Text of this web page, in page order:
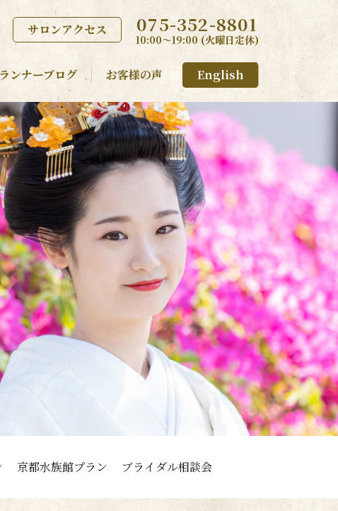
サロンアクセス 075-352-8801
10:00〜19:00 (火曜日定休)
ンナーブログ お客様の声 English
京都水族館プラン ブライダル相談会